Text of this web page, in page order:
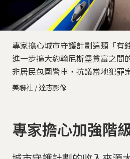
專家擔心城市守護計劃這類「有
進一步擴大約翰尼斯堡貧富之間
非居民包圍警車，抗議當地犯罪
美聯社 / 達志影像
專家擔心加強階